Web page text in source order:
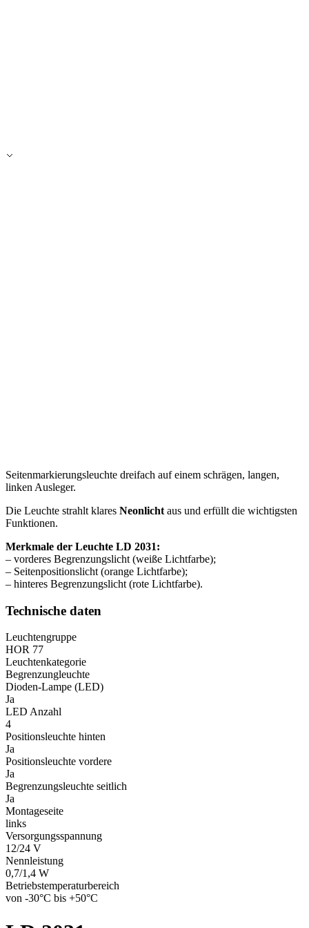
Seitenmarkierungsleuchte dreifach auf einem schrägen, langen,
linken Ausleger.
Die Leuchte strahlt klares Neonlicht aus und erfüllt die wichtigsten
Funktionen.
Merkmale der Leuchte LD 2031:
– vorderes Begrenzungslicht (weiße Lichtfarbe);
– Seitenpositionslicht (orange Lichtfarbe);
– hinteres Begrenzungslicht (rote Lichtfarbe).
Technische daten
Leuchtengruppe
HOR 77
Leuchtenkategorie
Begrenzungleuchte
Dioden-Lampe (LED)
Ja
LED Anzahl
4
Positionsleuchte hinten
Ja
Positionsleuchte vordere
Ja
Begrenzungsleuchte seitlich
Ja
Montageseite
links
Versorgungsspannung
12/24 V
Nennleistung
0,7/1,4 W
Betriebstemperaturbereich
von -30°C bis +50°C